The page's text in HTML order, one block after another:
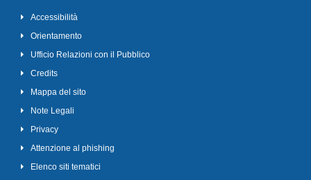
Accessibilità
Orientamento
Ufficio Relazioni con il Pubblico
Credits
Mappa del sito
Note Legali
Privacy
Attenzione al phishing
Elenco siti tematici